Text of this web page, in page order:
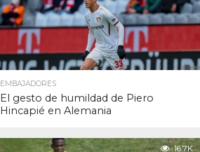
EMBAJADORES
El gesto de humildad de Piero
Hincapié en Alemania
16.7K